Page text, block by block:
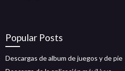
Popular Posts
Descargas de album de juegos y de pie